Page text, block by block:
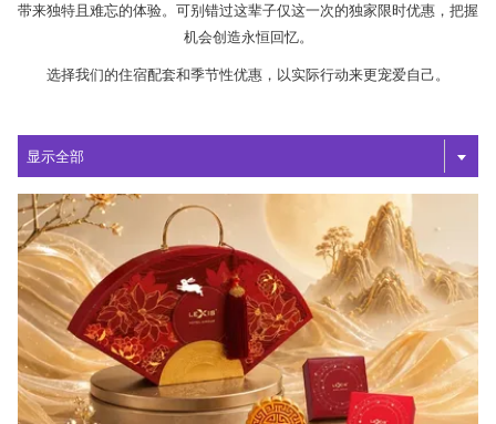
带来独特且难忘的体验。可别错过这辈子仅这一次的独家限时优惠，把握
机会创造永恒回忆。
选择我们的住宿配套和季节性优惠，以实际行动来更宠爱自己。
Filter
the
following
offers
显示全部